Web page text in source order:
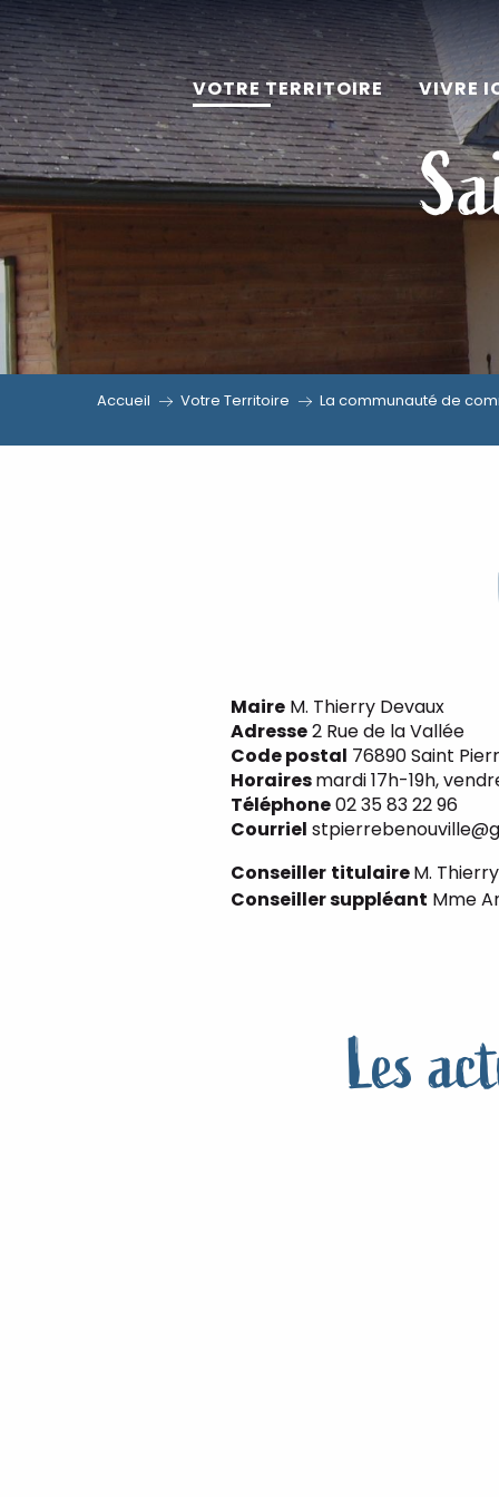
Aller
au
contenu
principal
VOTRE TERRITOIRE VIVRE
Accueil Votre Territoire La communauté de
Maire M. Thierry Devaux
Adresse2 Rue de la Vallée
Code postal 76890 Saint
Horairesmardi 17h-19h,
Téléphone02 35 83 22 96
Courriel
Conseiller titulaireM.
Conseiller suppléant Mme
Les